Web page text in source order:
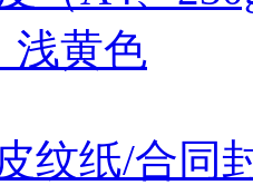
纹纸/合同